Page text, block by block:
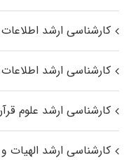
کارشناسی ارشد
کارشناسی ارشد
کارشناسی ارشد علوم
کارشناسی ارشد